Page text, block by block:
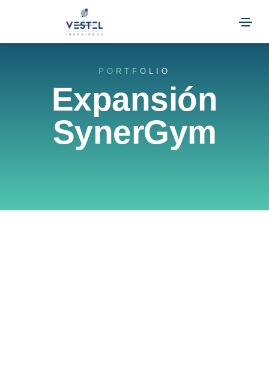
PORTFOLIO
Expansión
SynerGym